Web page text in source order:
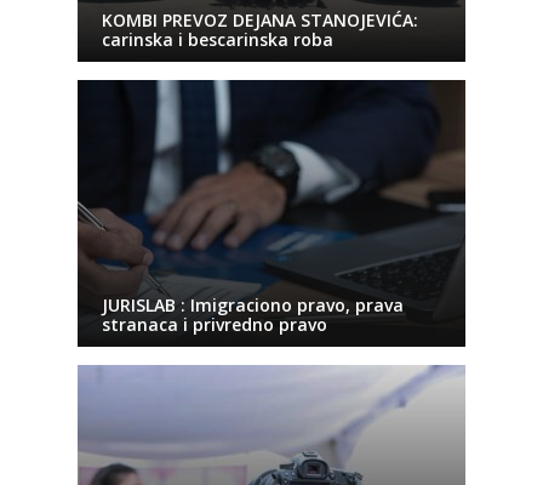
KOMBI PREVOZ DEJANA STANOJEVIĆA:
carinska i bescarinska roba
JURISLAB : Imigraciono pravo, prava
stranaca i privredno pravo